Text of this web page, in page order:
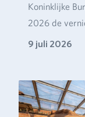
Koninklijke
2026 de
verbou…
9 juli 2026